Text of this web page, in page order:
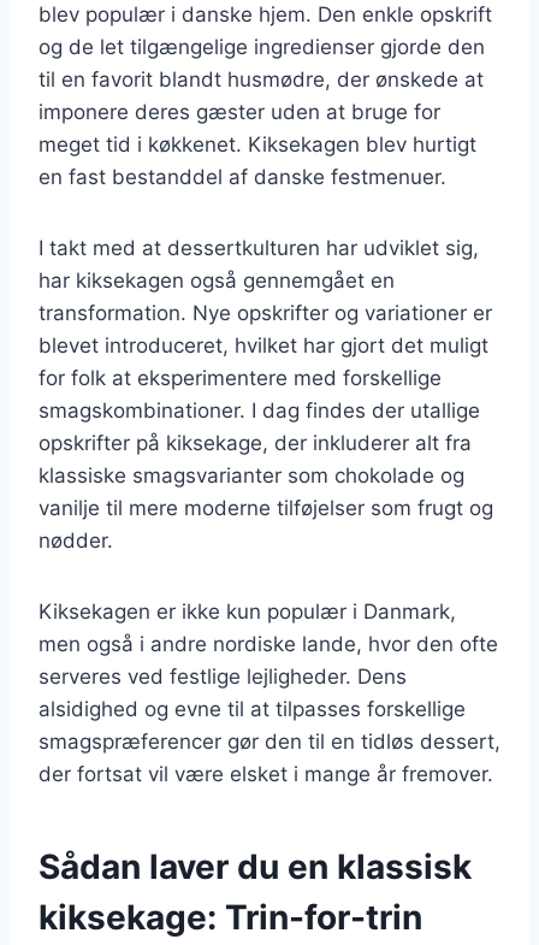
blev populær i danske hjem. Den enkle opskrift
og de let tilgængelige ingredienser gjorde den
til en favorit blandt husmødre, der ønskede at
imponere deres gæster uden at bruge for
meget tid i køkkenet. Kiksekagen blev hurtigt
en fast bestanddel af danske festmenuer.
I takt med at dessertkulturen har udviklet sig,
har kiksekagen også gennemgået en
transformation. Nye opskrifter og variationer er
blevet introduceret, hvilket har gjort det muligt
for folk at eksperimentere med forskellige
smagskombinationer. I dag findes der utallige
opskrifter på kiksekage, der inkluderer alt fra
klassiske smagsvarianter som chokolade og
vanilje til mere moderne tilføjelser som frugt og
nødder.
Kiksekagen er ikke kun populær i Danmark,
men også i andre nordiske lande, hvor den ofte
serveres ved festlige lejligheder. Dens
alsidighed og evne til at tilpasses forskellige
smagspræferencer gør den til en tidløs dessert,
der fortsat vil være elsket i mange år fremover.
Sådan laver du en klassisk
kiksekage: Trin-for-trin